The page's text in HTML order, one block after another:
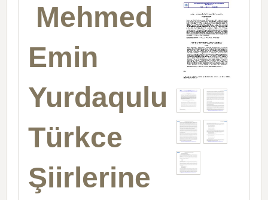
Mehmed
Emin
Yurdaqulun
Türkce
Şiirlerine